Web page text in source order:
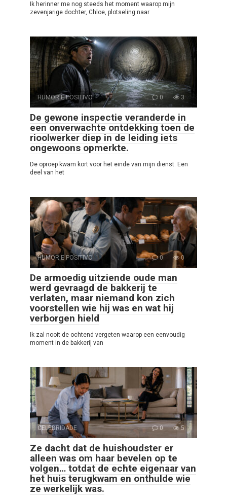
Ik herinner me nog steeds het moment waarop mijn
zevenjarige dochter, Chloe, plotseling naar
HUMOR E POSITIVO 0 3
De gewone inspectie veranderde in
een onverwachte ontdekking toen de
rioolwerker diep in de leiding iets
ongewoons opmerkte.
De oproep kwam kort voor het einde van mijn dienst. Een
deel van het
HUMOR E POSITIVO 0 0
De armoedig uitziende oude man
werd gevraagd de bakkerij te
verlaten, maar niemand kon zich
voorstellen wie hij was en wat hij
verborgen hield
Ik zal nooit de ochtend vergeten waarop een eenvoudig
moment in de bakkerij van
CELEBRIDADE 0 5
Ze dacht dat de huishoudster er
alleen was om haar bevelen op te
volgen… totdat de echte eigenaar van
het huis terugkwam en onthulde wie
ze werkelijk was.